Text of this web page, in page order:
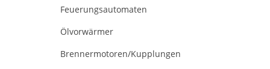
Feuerungsautomaten
Ölvorwärmer
Brennermotoren/Kupplungen